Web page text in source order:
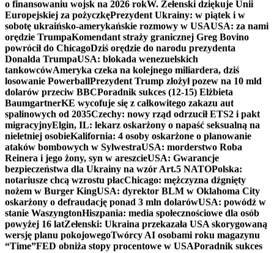
o finansowaniu wojsk na 2026 rokW. Zełenski dziękuje Unii
Europejskiej za pożyczkęPrezydent Ukrainy: w piątek i w
sobotę ukraińsko-amerykańskie rozmowy w USAUSA: za nami
orędzie TrumpaKomendant straży granicznej Greg Bovino
powrócił do ChicagoDziś orędzie do narodu prezydenta
Donalda TrumpaUSA: blokada wenezuelskich
tankowcówAmeryka czeka na kolejnego miliardera, dziś
losowanie PowerballPrezydent Trump złożył pozew na 10 mld
dolarów przeciw BBCPoradnik sukces (12-15) Elżbieta
BaumgartnerKE wycofuje się z całkowitego zakazu aut
spalinowych od 2035Czechy: nowy rząd odrzucił ETS2 i pakt
migracyjnyElgin, IL: lekarz oskarżony o napaść seksualną na
nieletniej osobieKalifornia: 4 osoby oskarżone o planowanie
ataków bombowych w SylwestraUSA: morderstwo Roba
Reinera i jego żony, syn w areszcieUSA: Gwarancje
bezpieczeństwa dla Ukrainy na wzór Art.5 NATOPolska:
notariusze chcą wzrostu płacChicago: mężczyzna dźgnięty
nożem w Burger KingUSA: dyrektor BLM w Oklahoma City
oskarżony o defraudację ponad 3 mln dolarówUSA: powódź w
stanie WaszyngtonHiszpania: media społecznościowe dla osób
powyżej 16 latZełenski: Ukraina przekazała USA skorygowaną
wersję planu pokojowegoTwórcy AI osobami roku magazynu
“Time”FED obniża stopy procentowe w USAPoradnik sukces